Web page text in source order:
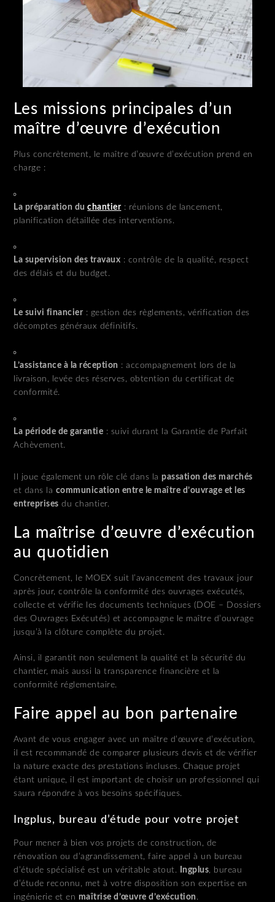
Les missions principales d’un
maître d’œuvre d’exécution
Plus concrètement, le maître d’œuvre d’exécution prend en
charge :
La préparation duchantier: réunions de lancement,
planification détaillée des interventions.
La supervision des travaux : contrôle de la qualité, respect
des délais et du budget.
Le suivi financier : gestion des règlements, vérification des
décomptes généraux définitifs.
L’assistance à la réception : accompagnement lors de la
livraison, levée des réserves, obtention du certificat de
conformité.
La période de garantie : suivi durant la Garantie de Parfait
Achèvement.
Il joue également un rôle clé dans lapassation des marchés
et dans la communication entre le maître d’ouvrage et les
entreprises du chantier.
La maîtrise d’œuvre d’exécution
au quotidien
Concrètement, le MOEX suit l’avancement des travaux jour
après jour, contrôle la conformité des ouvrages exécutés,
collecte et vérifie les documents techniques (DOE – Dossiers
des Ouvrages Exécutés) et accompagne le maître d’ouvrage
jusqu’à la clôture complète du projet.
Ainsi, il garantit non seulement la qualité et la sécurité du
chantier, mais aussi la transparence financière et la
conformité réglementaire.
Faire appel au bon partenaire
Avant de vous engager avec un maître d’œuvre d’exécution,
il est recommandé de comparer plusieurs devis et de vérifier
la nature exacte des prestations incluses. Chaque projet
étant unique, il est important de choisir un professionnel qui
saura répondre à vos besoins spécifiques.
Ingplus, bureau d’étude pour votre projet
Pour mener à bien vos projets de construction, de
rénovation ou d’agrandissement, faire appel à un bureau
d’étude spécialisé est un véritable atout.
Ingplus , bureau
d’étude reconnu, met à votre disposition son expertise en
ingénierie et en maîtrise d’œuvre d’exécution .